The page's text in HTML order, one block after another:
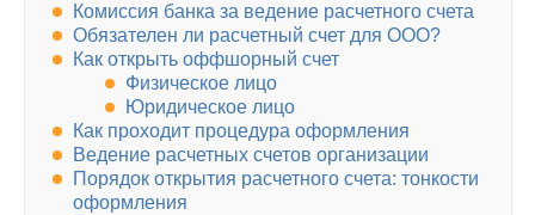
Комиссия банка за ведение расчетного счета
Обязателен ли расчетный счет для ООО?
Как открыть оффшорный счет
Физическое лицо
Юридическое лицо
Как проходит процедура оформления
Ведение расчетных счетов организации
Порядок открытия расчетного счета: тонкости
оформления